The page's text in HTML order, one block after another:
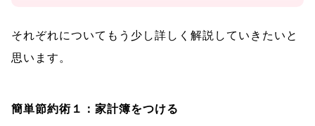
それぞれについてもう少し詳しく解説していきたいと
思います。
簡単節約術１：家計簿をつける